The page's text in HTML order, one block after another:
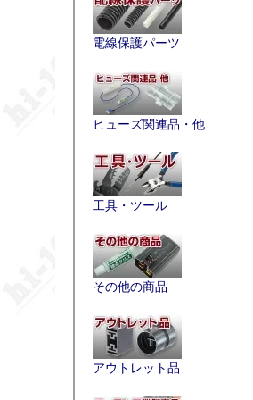
電線保護パーツ
ヒューズ関連品・他
工具・ツール
その他の商品
アウトレット品